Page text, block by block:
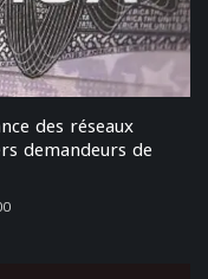
des réseaux
demandeurs de